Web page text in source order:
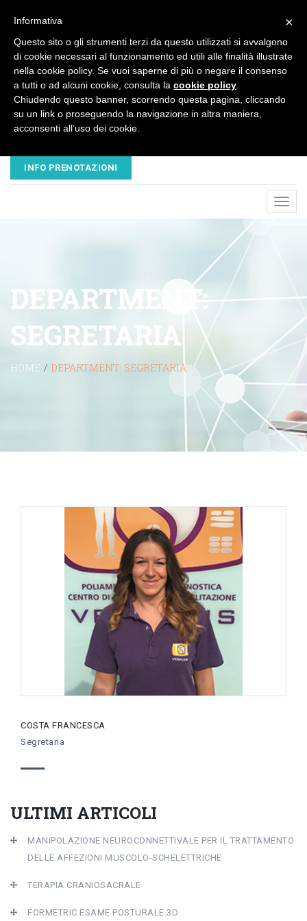
EMAIL
INFO PRENOTAZIONI
DEPARTMENT:
SEGRETARIA
HOME / DEPARTMENT: SEGRETARIA
COSTA FRANCESCA
Segretaria
ULTIMI ARTICOLI
MANIPOLAZIONE NEUROCONNETTIVALE PER IL TRATTAMENTO
DELLE AFFEZIONI MUSCOLO-SCHELETTRICHE
TERAPIA CRANIOSACRALE
FORMETRIC ESAME POSTURALE 3D
×
Informativa
Questo sito o gli strumenti terzi da questo utilizzati si avvalgono
di cookie necessari al funzionamento ed utili alle finalità illustrate
nella cookie policy. Se vuoi saperne di più o negare il consenso
a tutti o ad alcuni cookie, consulta la cookie policy
Chiudendo questo banner, scorrendo questa pagina, cliccando
su un link o proseguendo la navigazione in altra maniera,
acconsenti all’uso dei cookie.